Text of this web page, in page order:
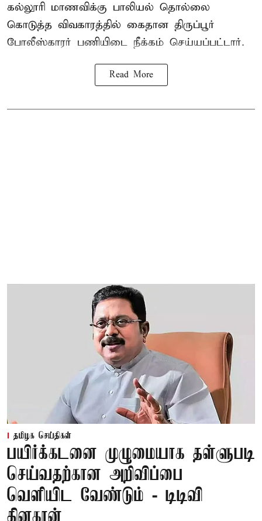
கல்லூரி மாணவிக்கு பாலியல் தொல்லை
கொடுத்த விவகாரத்தில் கைதான திருப்பூர்
போலீஸ்காரர் பணியிடை நீக்கம் செய்யப்பட்டார்.
Read More
தமிழக செய்திகள்
பயிர்க்கடனை முழுமையாக தள்ளுபடி
செய்வதற்கான அறிவிப்பை
வெளியிட வேண்டும் - டிடிவி